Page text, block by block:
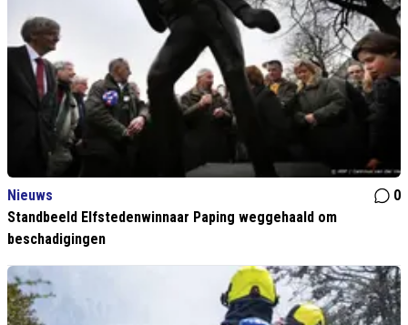
Nieuws
0
Standbeeld Elfstedenwinnaar Paping weggehaald om
beschadigingen